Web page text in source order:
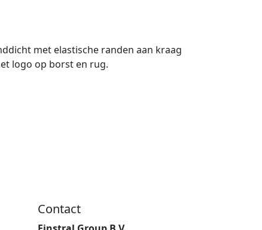
met elastische randen aan kraag
logo op borst en rug.
Contact